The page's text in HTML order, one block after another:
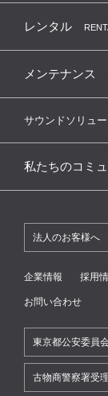
レンタル
メンテナンス
サウンドソリュ
私たちのコミ
法人のお客様へ
企業情報 採用
お問い合わせ
東京都公安委員
古物商警察署受